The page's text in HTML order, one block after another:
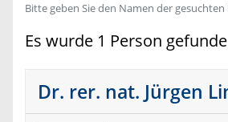
Bitte geben Sie den Namen der gesuchten
Es wurde 1 Person
Dr. rer. nat. Jürgen